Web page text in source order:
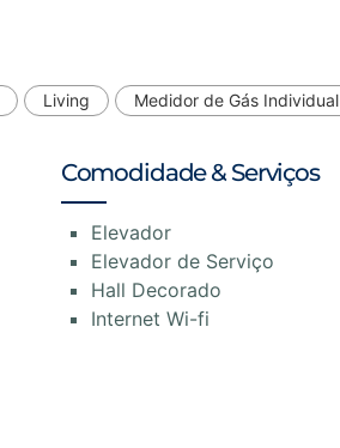
Living Medidor de Gás Individual
Comodidade & Serviços
Elevador
Elevador de Serviço
Hall Decorado
Internet Wi-fi